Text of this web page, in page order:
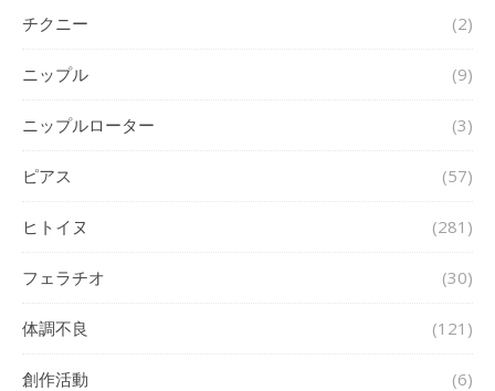
チクニー (2)
ニップル (9)
ニップルローター (3)
ピアス (57)
ヒトイヌ (281)
フェラチオ (30)
体調不良 (121)
創作活動 (6)